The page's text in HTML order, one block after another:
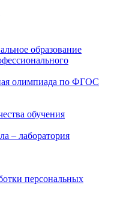
образование
олимпиада по ФГОС
обучения
– лаборатория
персональных